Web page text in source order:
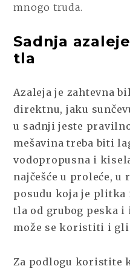
mnogo truda.
Sadnja
tla
Azaleja je zahtevna
direktnu, jaku
u sadnji jeste
mešavina treba biti
vodopropusna i
najčešće u proleće, u
posudu koja je plitka
tla od grubog peska
može se koristiti i
Za podlogu koristite